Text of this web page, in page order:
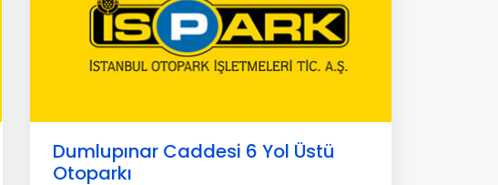
Dumlupınar Caddesi 6 Yol Üstü
Otoparkı